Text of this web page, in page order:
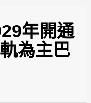
年開通
為主巴